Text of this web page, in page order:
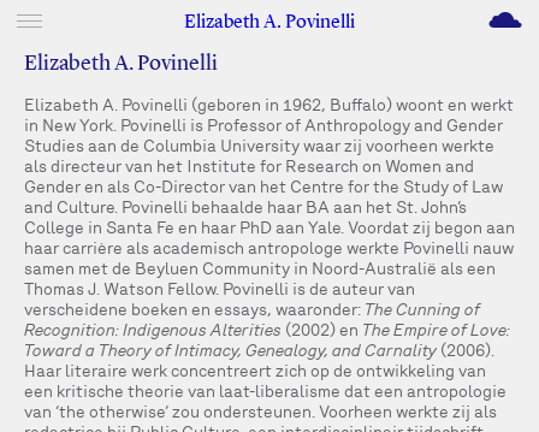
Elizabeth A. Povinelli M
Elizabeth A. Povinelli
Elizabeth A. Povinelli (geboren in 1962, Buffalo) woont en werkt
in New York. Povinelli is Professor of Anthropology and Gender
Studies aan de Columbia University waar zij voorheen werkte
als directeur van het Institute for Research on Women and
Gender en als Co-Director van het Centre for the Study of Law
and Culture. Povinelli behaalde haar BA aan het St. John’s
College in Santa Fe en haar PhD aan Yale. Voordat zij begon aan
haar carrière als academisch antropologe werkte Povinelli nauw
samen met de Beyluen Community in Noord-Australië als een
Thomas J. Watson Fellow. Povinelli is de auteur van
verscheidene boeken en essays, waaronder: The Cunning of
Recognition: Indigenous Alterities (2002) en The Empire of Love:
Toward a Theory of Intimacy, Genealogy, and Carnality (2006).
Haar literaire werk concentreert zich op de ontwikkeling van
een kritische theorie van laat-liberalisme dat een antropologie
van ‘the otherwise’ zou ondersteunen. Voorheen werkte zij als